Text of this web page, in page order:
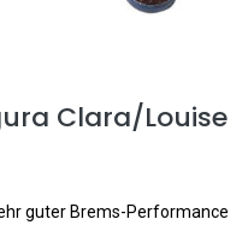
Clara/Louise
guter Brems-Performance